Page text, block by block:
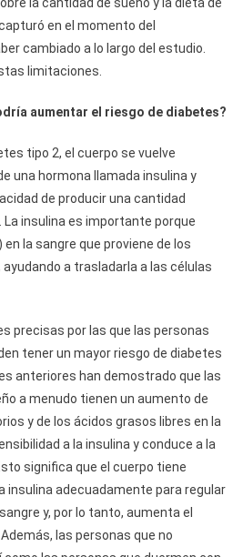
en el momento del
cambiado a lo largo del estudio.
limitaciones.
aumentar el riesgo de diabetes?
tipo 2, el cuerpo se vuelve
una hormona llamada insulina y
de producir una cantidad
insulina es importante porque
la sangre que proviene de los
a trasladarla a las células
precisas por las que las personas
tener un mayor riesgo de diabetes
anteriores han demostrado que las
a menudo tienen un aumento de
y de los ácidos grasos libres en la
a la insulina y conduce a la
significa que el cuerpo tiene
insulina adecuadamente para regular
y, por lo tanto, aumenta el
las personas que no